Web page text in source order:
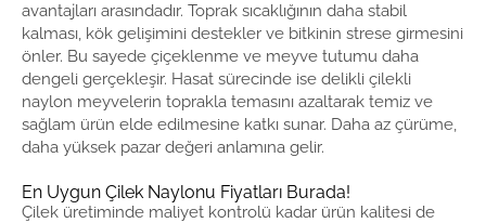
avantajları arasındadır. Toprak sıcaklığının daha stabil
kalması, kök gelişimini destekler ve bitkinin strese girmesini
önler. Bu sayede çiçeklenme ve meyve tutumu daha
dengeli gerçekleşir. Hasat sürecinde ise delikli çilekli
naylon meyvelerin toprakla temasını azaltarak temiz ve
sağlam ürün elde edilmesine katkı sunar. Daha az çürüme,
daha yüksek pazar değeri anlamına gelir.
En Uygun Çilek Naylonu Fiyatları Burada!
Çilek üretiminde maliyet kontrolü kadar ürün kalitesi de